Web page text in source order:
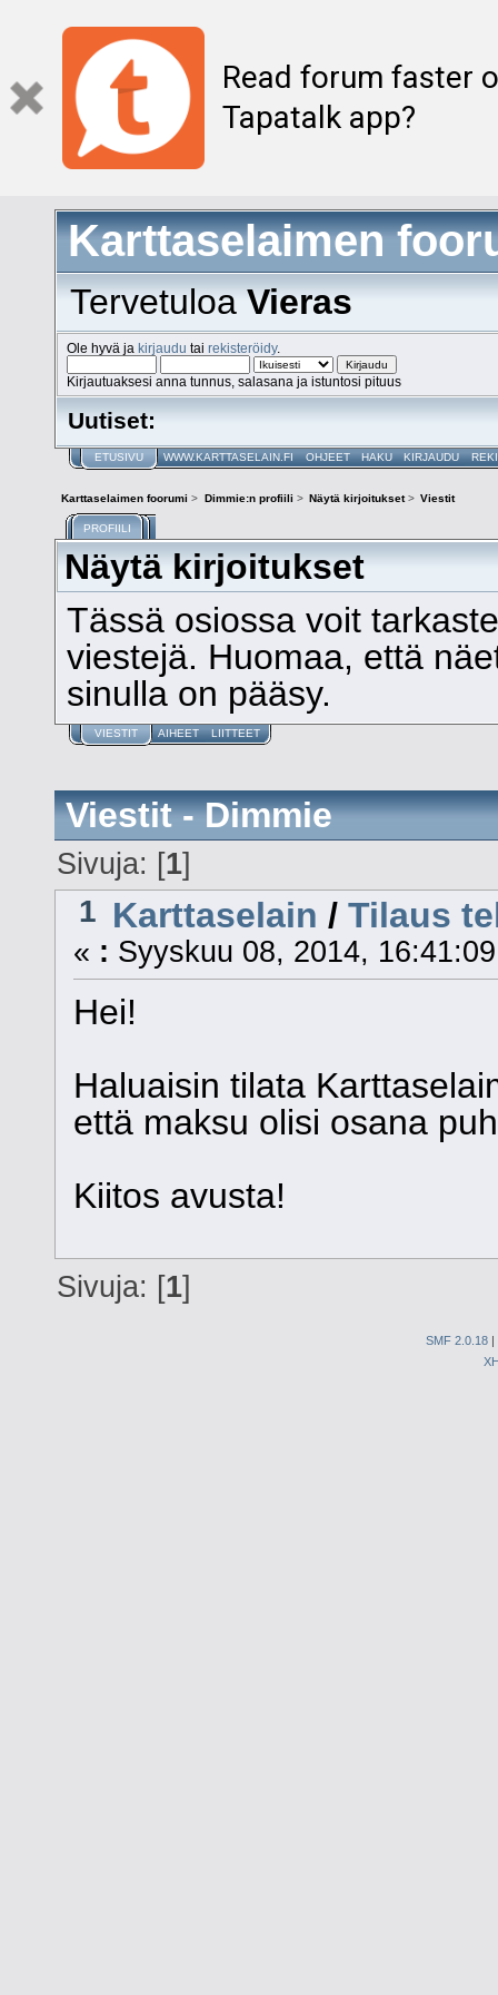
Read forum faster
Tapatalk app?
Karttaselaimen
TervetuloaVieras
Ole hyvä jakirjaudu tairekisteröidy.
Kirjautuaksesi anna tunnus, salasana ja istuntosi pituus
Uutiset:
ETUSIVU WWW.KARTTASELAIN.FI OHJEET HAKU KIRJAUDU
Karttaselaimen foorumi > Dimmie:n profiili > Näytä kirjoitukset> Viestit
PROFIILI
Näytä kirjoitukset
Tässä osiossa voit
viestejä. Huomaa, että
sinulla on pääsy.
VIESTIT AIHEET LIITTEET
Viestit - Dimmie
Sivuja: [1]
1 Karttaselain /Tilaus
« : Syyskuu 08, 2014,
Hei!
Haluaisin tilata
että maksu olisi osana
Kiitos avusta!
Sivuja: [1]
SMF 2.0.18 |